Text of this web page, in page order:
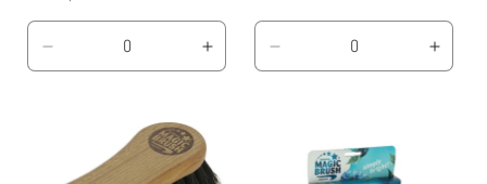
prijs
verlagen
Aantal
verhogen
Title
verlagen
Aantal